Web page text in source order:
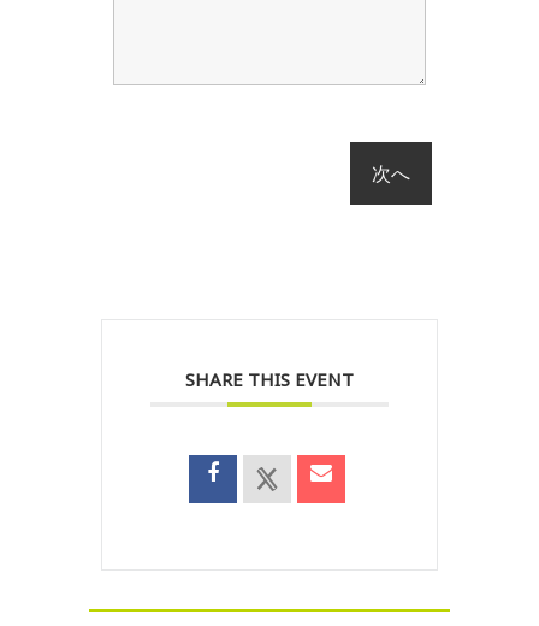
SHARE THIS EVENT